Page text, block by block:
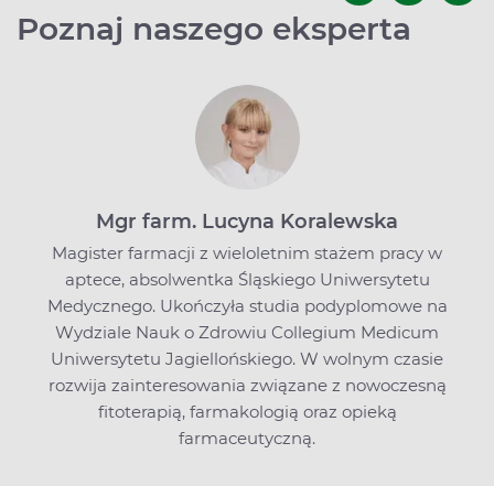
Poznaj naszego eksperta
Mgr farm. Lucyna Koralewska
Magister farmacji z wieloletnim stażem pracy w
aptece, absolwentka Śląskiego Uniwersytetu
Medycznego. Ukończyła studia podyplomowe na
Wydziale Nauk o Zdrowiu Collegium Medicum
Uniwersytetu Jagiellońskiego. W wolnym czasie
rozwija zainteresowania związane z nowoczesną
fitoterapią, farmakologią oraz opieką
farmaceutyczną.